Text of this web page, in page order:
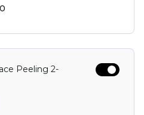
Peeling 2-